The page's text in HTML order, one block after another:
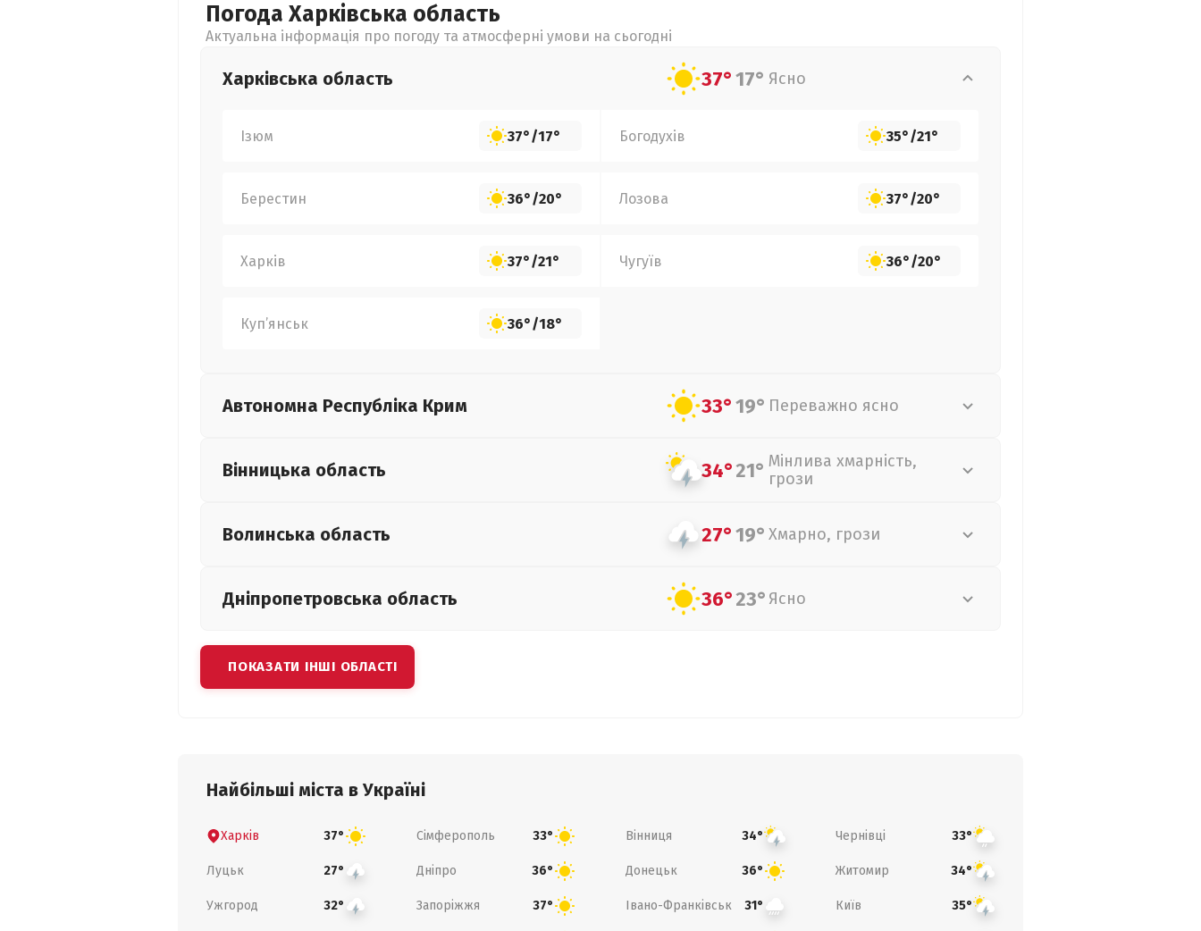
Погода Харківська область
Актуальна інформація про погоду та атмосферні умови на сьогодні
Харківська область 37°17° Ясно
Ізюм 37°/17° Богодухів 35°/21°
Берестин 36°/20° Лозова 37°/20°
Харків 37°/21° Чугуїв 36°/20°
Куп’янськ 36°/18°
Автономна Республіка Крим 33°19° Переважно ясно
Вінницька область 34°21° Мінлива хмарність,
грози
Волинська область 27°19° Хмарно, грози
Дніпропетровська область 36°23° Ясно
ПОКАЗАТИ ІНШІ ОБЛАСТІ
Найбільші міста в Україні
Харків 37° Сімферополь 33° Вінниця 34° Чернівці 33°
Луцьк 27° Дніпро 36° Донецьк 36° Житомир 34°
Ужгород 32° Запоріжжя 37° Івано-Франківськ 31° Київ 35°